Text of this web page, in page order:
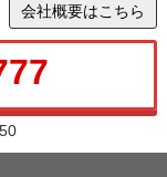
会社概要はこちら